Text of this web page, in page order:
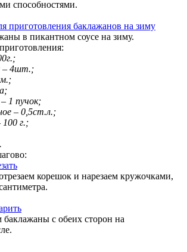
способностями.
в пикантном соусе на зиму.
– 4шт.;
1 пучок;
– 0,5ст.л.;
100 г.;
корешок и нарезаем кружочками,
с обеих сторон на